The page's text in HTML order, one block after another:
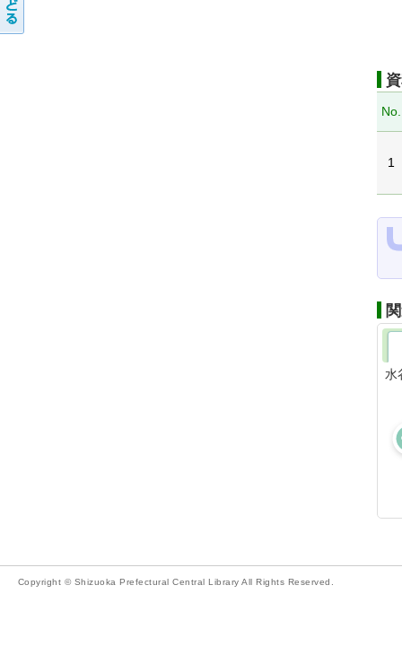
No.
1
水
Copyright © Shizuoka Prefectural Central Library All Rights Reserved.